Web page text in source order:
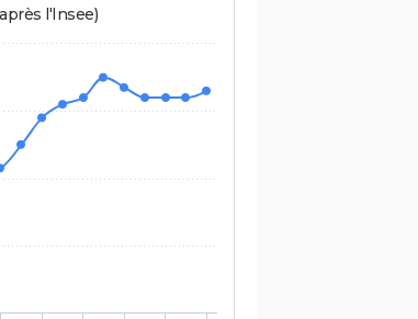
l'Insee)